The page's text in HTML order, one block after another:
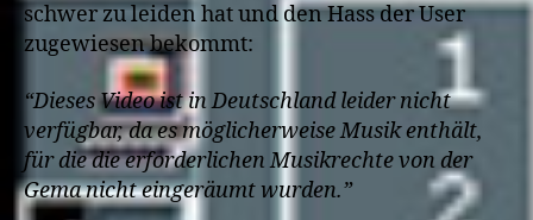
schwer zu leiden hat und den Hass der User
zugewiesen bekommt:
“Dieses Video ist in Deutschland leider nicht
verfügbar, da es möglicherweise Musik enthält,
für die die erforderlichen Musikrechte von der
Gema nicht eingeräumt wurden.”